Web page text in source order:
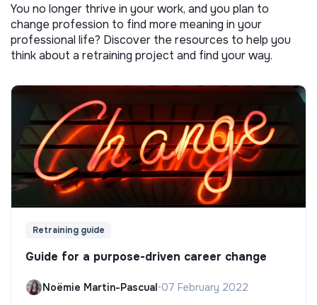
You no longer thrive in your work, and you plan to
change profession to find more meaning in your
professional life? Discover the resources to help you
think about a retraining project and find your way.
Retraining guide
Guide for a purpose-driven career change
Noëmie Martin-Pascual•07 February 2022